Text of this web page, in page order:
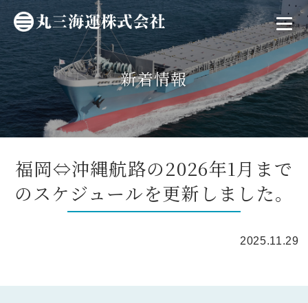
新着情報
福岡⇔沖縄航路の2026年1月まで
のスケジュールを更新しました。
2025.11.29